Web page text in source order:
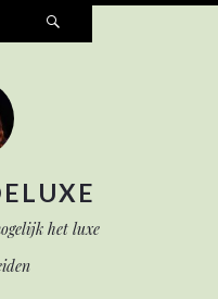
Verbind
het luxe